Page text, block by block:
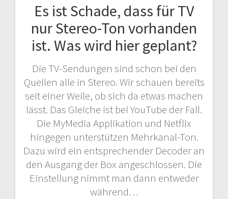
Es ist Schade, dass für TV
nur Stereo-Ton vorhanden
ist. Was wird hier geplant?
Die TV-Sendungen sind schon bei den
Quellen alle in Stereo. Wir schauen bereits
seit einer Weile, ob sich da etwas machen
lässt. Das Gleiche ist bei YouTube der Fall.
Die MyMedia Applikation und Netflix
hingegen unterstützen Mehrkanal-Ton.
Dazu wird ein entsprechender Decoder an
den Ausgang der Box angeschlossen. Die
Einstellung nimmt man dann entweder
während…